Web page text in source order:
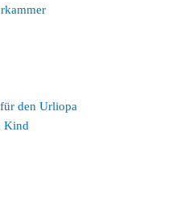
den Urliopa
Kind